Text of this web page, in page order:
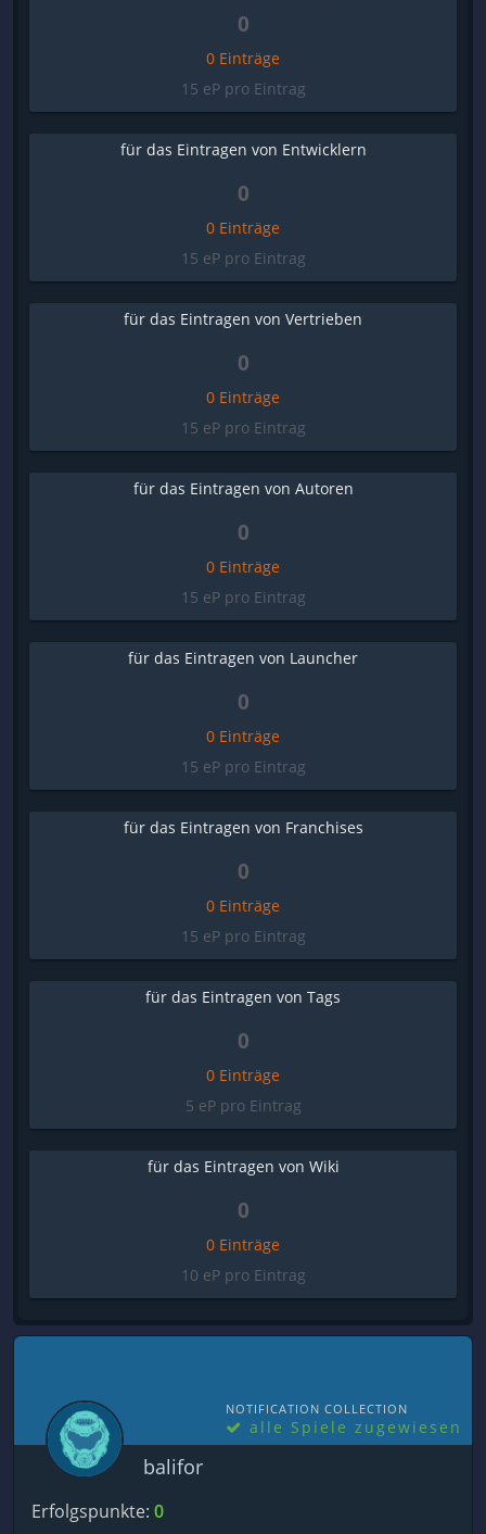
0
0 Einträge
15 eP pro Eintrag
für das Eintragen von Entwicklern
0
0 Einträge
15 eP pro Eintrag
für das Eintragen von Vertrieben
0
0 Einträge
15 eP pro Eintrag
für das Eintragen von Autoren
0
0 Einträge
15 eP pro Eintrag
für das Eintragen von Launcher
0
0 Einträge
15 eP pro Eintrag
für das Eintragen von Franchises
0
0 Einträge
15 eP pro Eintrag
für das Eintragen von Tags
0
0 Einträge
5 eP pro Eintrag
für das Eintragen von Wiki
0
0 Einträge
10 eP pro Eintrag
NOTIFICATION COLLECTION
alle Spiele zugewiesen
balifor
Erfolgspunkte: 0